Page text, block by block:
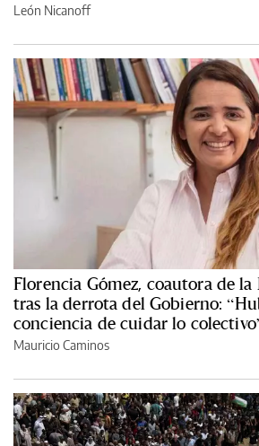
León Nicanoff
Florencia Gómez, coautora de la
tras la derrota del Gobierno:
conciencia de cuidar lo
Mauricio Caminos